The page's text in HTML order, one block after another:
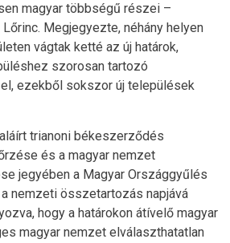
magyar többségű részei –
Megjegyezte, néhány helyen
vágtak ketté az új határok,
szorosan tartozó
ezekből sokszor új települések
trianoni békeszerződés
és a magyar nemzet
jegyében a Magyar Országgyűlés
nemzeti összetartozás napjává
hogy a határokon átívelő magyar
magyar nemzet elválaszthatatlan